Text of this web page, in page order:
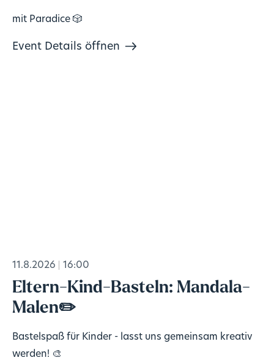
mit Paradice 🎲
Event Details öffnen
11.8.2026 16:00
Eltern-Kind-Basteln: Mandala-
Malen✏️
Bastelspaß für Kinder - lasst uns gemeinsam kreativ
werden! 🎨